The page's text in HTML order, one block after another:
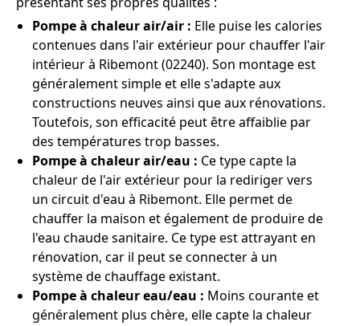
Pompe à chaleur air/air : Elle puise les calories
contenues dans l'air extérieur pour chauffer l'air
intérieur à Ribemont (02240). Son montage est
généralement simple et elle s'adapte aux
constructions neuves ainsi que aux rénovations.
Toutefois, son efficacité peut être affaiblie par
des températures trop basses.
Pompe à chaleur air/eau : Ce type capte la
chaleur de l'air extérieur pour la rediriger vers
un circuit d'eau à Ribemont. Elle permet de
chauffer la maison et également de produire de
l'eau chaude sanitaire. Ce type est attrayant en
rénovation, car il peut se connecter à un
système de chauffage existant.
Pompe à chaleur eau/eau : Moins courante et
généralement plus chère, elle capte la chaleur